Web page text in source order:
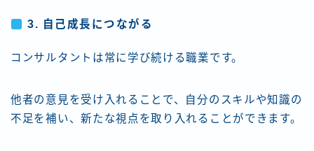
3. 自己成長につながる
コンサルタントは常に学び続ける職業です。
他者の意見を受け入れることで、自分のスキルや知識の
不足を補い、新たな視点を取り入れることができます。